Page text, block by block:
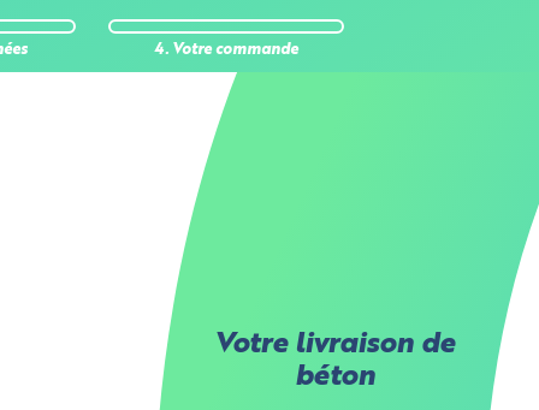
4. Votre commande
Votre livraison de
béton